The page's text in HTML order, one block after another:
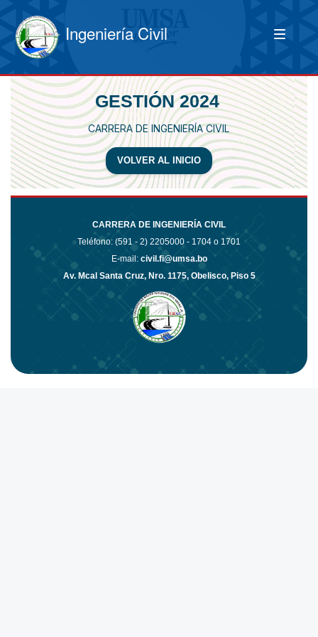
Ingeniería Civil
GESTIÓN 2024
CARRERA DE INGENIERÍA CIVIL
VOLVER AL INICIO
CARRERA DE INGENIERÍA CIVIL
Teléfono: (591 - 2) 2205000 - 1704 o 1701
E-mail: civil.fi@umsa.bo
Av. Mcal Santa Cruz, Nro. 1175, Obelisco, Piso 5